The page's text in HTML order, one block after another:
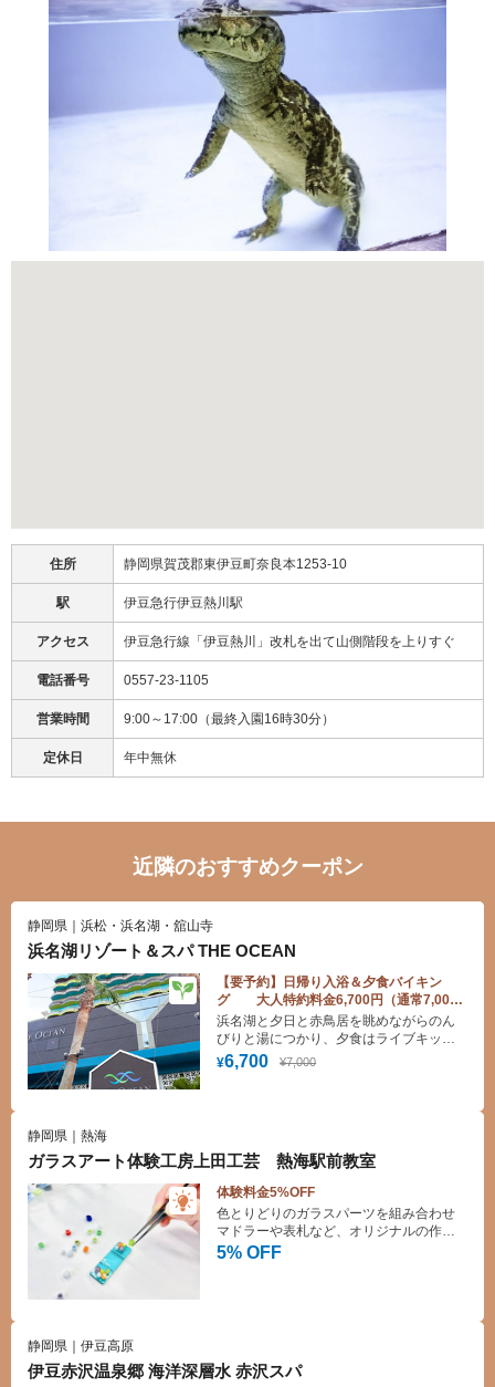
住所 静岡県賀茂郡東伊豆町奈良本1253-10
駅 伊豆急行伊豆熱川駅
アクセス 伊豆急行線「伊豆熱川」改札を出て山側階段を上りすぐ
電話番号 0557-23-1105
営業時間 9:00～17:00（最終入園16時30分）
定休日 年中無休
近隣のおすすめクーポン
静岡県｜浜松・浜名湖・舘山寺
浜名湖リゾート＆スパ THE OCEAN
【要予約】日帰り入浴＆夕食バイキン
グ 大人特約料金6,700円（通常7,000
円） 子供特約料金3,200円（通常3,500
円）
¥6,700 ¥7,000
浜名湖と夕日と赤鳥居を眺めながらのん
びりと湯につかり、夕食はライブキッチ
ン付の和洋中バイキングをお楽しみ下さ
い。
静岡県｜熱海
ガラスアート体験工房上田工芸 熱海駅前教室
体験料金5%OFF
5% OFF
色とりどりのガラスパーツを組み合わせ
マドラーや表札など、オリジナルの作品
を作成できます。
静岡県｜伊豆高原
伊豆赤沢温泉郷 海洋深層水 赤沢スパ